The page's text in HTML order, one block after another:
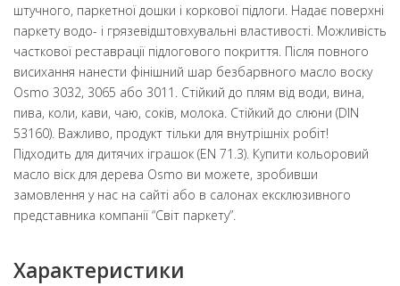
штучного, паркетної дошки і коркової підлоги. Надає поверхні
паркету водо- і грязевідштовхувальні властивості. Можливість
часткової реставрації підлогового покриття. Після повного
висихання нанести фінішний шар безбарвного масло воску
Osmo 3032, 3065 або 3011. Стійкий до плям від води, вина,
пива, коли, кави, чаю, соків, молока. Стійкий до слюни (DIN
53160). Важливо, продукт тільки для внутрішніх робіт!
Підходить для дитячих іграшок (EN 71.3). Купити кольоровий
масло віск для дерева Osmo ви можете, зробивши
замовлення у нас на сайті або в салонах ексклюзивного
представника компанії “Світ паркету”.
Характеристики